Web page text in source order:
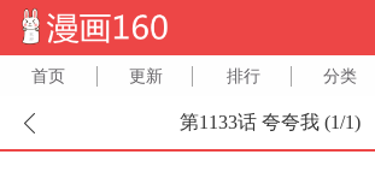
首页 更新 排行 分类
第1133话 夸夸我 (1/1)